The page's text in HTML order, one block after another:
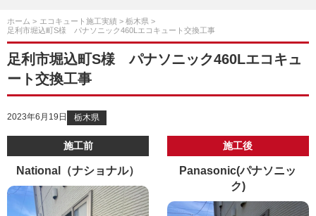
ホーム エコキュート施工実績
栃木県
足利市堀込町S様 パナソニック460Lエコキュート交換工事
足利市堀込町S様 パナソニック460Lエコキュ
ート交換工事
2023年6月19日 栃木県
施工前
National（ナショナル）
施工後
Panasonic(パナソニッ
ク)